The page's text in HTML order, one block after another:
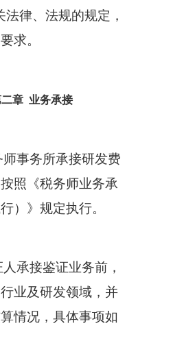
法律、法规的规定，
求。
二章 业务承接
师事务所承接研发费
照《税务师业务承
）》规定执行。
承接鉴证业务前，
业及研发领域，并
情况，具体事项如